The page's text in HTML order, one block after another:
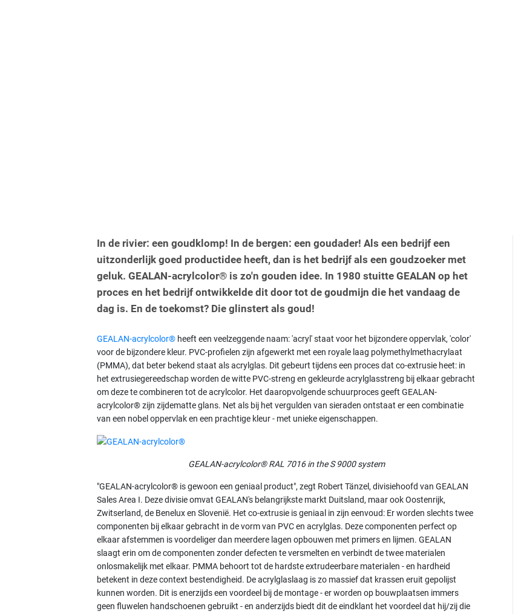
In de rivier: een goudklomp! In de bergen: een goudader! Als een bedrijf een
uitzonderlijk goed productidee heeft, dan is het bedrijf als een goudzoeker met
geluk. GEALAN-acrylcolor® is zo'n gouden idee. In 1980 stuitte GEALAN op het
proces en het bedrijf ontwikkelde dit door tot de goudmijn die het vandaag de
dag is. En de toekomst? Die glinstert als goud!
GEALAN-acrylcolor® heeft een veelzeggende naam: 'acryl' staat voor het bijzondere oppervlak, 'color'
voor de bijzondere kleur. PVC-profielen zijn afgewerkt met een royale laag polymethylmethacrylaat
(PMMA), dat beter bekend staat als acrylglas. Dit gebeurt tijdens een proces dat co-extrusie heet: in
het extrusiegereedschap worden de witte PVC-streng en gekleurde acrylglasstreng bij elkaar gebracht
om deze te combineren tot de acrylcolor. Het daaropvolgende schuurproces geeft GEALAN-
acrylcolor® zijn zijdematte glans. Net als bij het vergulden van sieraden ontstaat er een combinatie
van een nobel oppervlak en een prachtige kleur - met unieke eigenschappen.
GEALAN-acrylcolor® RAL 7016 in the S 9000 system
"GEALAN-acrylcolor® is gewoon een geniaal product", zegt Robert Tänzel, divisiehoofd van GEALAN
Sales Area I. Deze divisie omvat GEALAN's belangrijkste markt Duitsland, maar ook Oostenrijk,
Zwitserland, de Benelux en Slovenië. Het co-extrusie is geniaal in zijn eenvoud: Er worden slechts twee
componenten bij elkaar gebracht in de vorm van PVC en acrylglas. Deze componenten perfect op
elkaar afstemmen is voordeliger dan meerdere lagen opbouwen met primers en lijmen. GEALAN
slaagt erin om de componenten zonder defecten te versmelten en verbindt de twee materialen
onlosmakelijk met elkaar. PMMA behoort tot de hardste extrudeerbare materialen - en hardheid
betekent in deze context bestendigheid. De acrylglaslaag is zo massief dat krassen eruit gepolijst
kunnen worden. Dit is enerzijds een voordeel bij de montage - er worden op bouwplaatsen immers
geen fluwelen handschoenen gebruikt - en anderzijds biedt dit de eindklant het voordeel dat hij/zij die